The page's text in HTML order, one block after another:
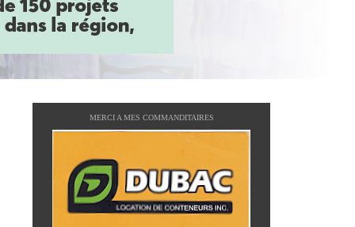
MERCI A MES COMMANDITAIRES